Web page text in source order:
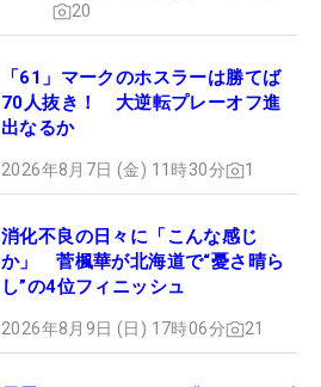
20
「61」マークのホスラーは勝てば
70人抜き！ 大逆転プレーオフ進
出なるか
2026年8月7日 (金) 11時30分 1
消化不良の日々に「こんな感じ
か」 菅楓華が北海道で“憂さ晴ら
し”の4位フィニッシュ
2026年8月9日 (日) 17時06分 21